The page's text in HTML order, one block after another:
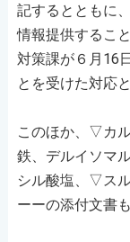
記するとともに
情報提供するこ
対策課が６月16
とを受けた対応と
このほか、▽カ
鉄、デルイソマ
シル酸塩、▽ス
ーーの添付文書